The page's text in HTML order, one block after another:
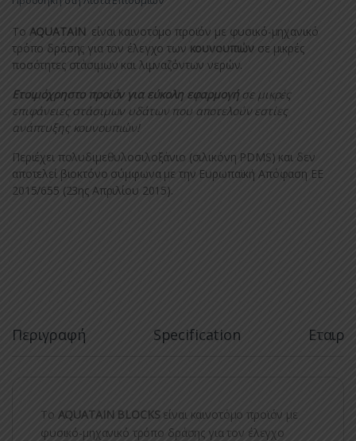
Το AQUATAIN είναι καινοτόμο προϊόν με φυσικό-μηχανικό
τρόπο δράσης για τον έλεγχο των κουνουπιών σε μικρές
ποσότητες στάσιμων και λιμναζόντων νερών.
Ετοιμόχρηστο προϊόν για εύκολη εφαρμογήσε μικρές
επιφάνειες στάσιμων υδάτων που αποτελούν εστίες
ανάπτυξης κουνουπιών!
Περιέχει πολυδιμεθυλοσιλοξάνιο (σιλικόνη PDMS) και δεν
αποτελεί βιοκτόνο σύμφωνα με την Ευρωπαϊκή Απόφαση ΕΕ
2015/655 (23ης Απριλίου 2015).
Περιγραφή Specification
Το AQUATAIN BLOCKSείναι καινοτόμο προϊόν με
φυσικό-μηχανικό τρόπο δράσης για τον έλεγχο